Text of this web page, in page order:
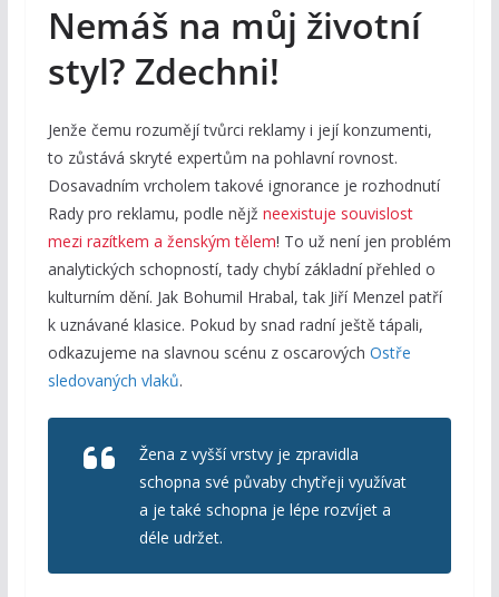
Nemáš na můj životní
styl? Zdechni!
Jenže čemu rozumějí tvůrci reklamy i její konzumenti,
to zůstává skryté expertům na pohlavní rovnost.
Dosavadním vrcholem takové ignorance je rozhodnutí
Rady pro reklamu, podle nějž neexistuje souvislost
mezi razítkem a ženským tělem! To už není jen problém
analytických schopností, tady chybí základní přehled o
kulturním dění. Jak Bohumil Hrabal, tak Jiří Menzel patří
k uznávané klasice. Pokud by snad radní ještě tápali,
odkazujeme na slavnou scénu z oscarových Ostře
sledovaných vlaků.
Žena z vyšší vrstvy je zpravidla
schopna své půvaby chytřeji využívat
a je také schopna je lépe rozvíjet a
déle udržet.